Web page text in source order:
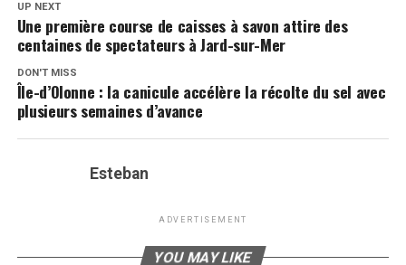
UP NEXT
Une première course de caisses à savon attire des
centaines de spectateurs à Jard-sur-Mer
DON'T MISS
Île-d’Olonne : la canicule accélère la récolte du sel avec
plusieurs semaines d’avance
Esteban
ADVERTISEMENT
YOU MAY LIKE